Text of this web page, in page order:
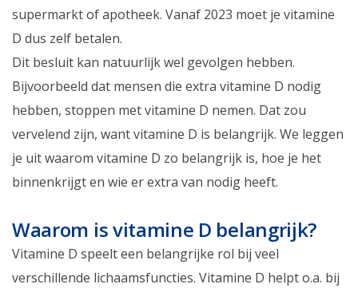
supermarkt of apotheek. Vanaf 2023 moet je vitamine
D dus zelf betalen.
Dit besluit kan natuurlijk wel gevolgen hebben.
Bijvoorbeeld dat mensen die extra vitamine D nodig
hebben, stoppen met vitamine D nemen. Dat zou
vervelend zijn, want vitamine D is belangrijk. We leggen
je uit waarom vitamine D zo belangrijk is, hoe je het
binnenkrijgt en wie er extra van nodig heeft.
Waarom is vitamine D belangrijk?
Vitamine D speelt een belangrijke rol bij veel
verschillende lichaamsfuncties. Vitamine D helpt o.a. bij